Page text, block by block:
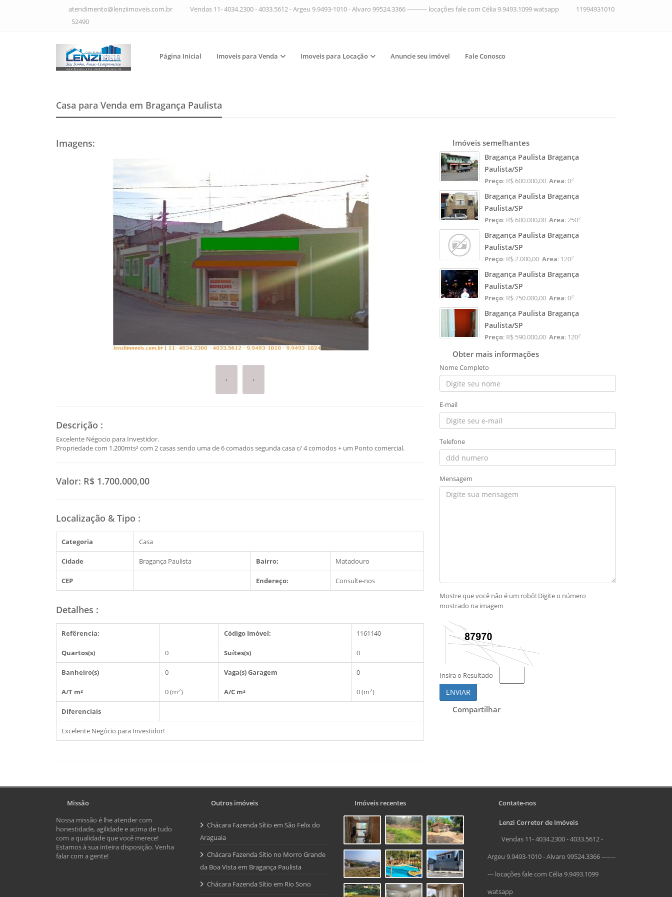
atendimento@lenziimoveis.com.br Vendas 11- 4034.2300 - 4033.5612 - Argeu 9.9493-1010 - Alvaro 99524.3366 ---------- locações fale com Célia 9.9493.1099 watsapp
11994931010
52490
Página Inicial Imoveis para Venda Imoveis para Locação Anuncie seu imóvel Fale Conosco
Casa para Venda em Bragança Paulista
Imagens:
‹ ›
Descrição :
Excelente Négocio para Investidor.
Propriedade com 1.200mts² com 2 casas sendo uma de 6 comados segunda casa c/ 4 comodos + um Ponto comercial.
Valor: R$ 1.700.000,00
Localização & Tipo :
Categoria Casa
Cidade Bragança Paulista Bairro: Matadouro
CEP Endereço: Consulte-nos
Detalhes :
Refêrencia: Código Imóvel: 1161140
Quartos(s) 0 Suítes(s) 0
Banheiro(s) 0 Vaga(s) Garagem 0
A/T m² 0 (m2) A/C m² 0 (m2)
Diferenciais
Excelente Negócio para Investidor!
Imóveis semelhantes
Bragança Paulista Bragança
Paulista/SP
Preço: R$ 600.000,00 Area: 02
Bragança Paulista Bragança
Paulista/SP
Preço: R$ 600.000,00 Area: 2502
Bragança Paulista Bragança
Paulista/SP
Preço: R$ 2.000,00 Area: 1202
Bragança Paulista Bragança
Paulista/SP
Preço: R$ 750.000,00 Area: 02
Bragança Paulista Bragança
Paulista/SP
Preço: R$ 590.000,00 Area: 1202
Obter mais informações
Nome Completo
E-mail
Telefone
Mensagem
Mostre que você não é um robô! Digite o número
mostrado na imagem
Insira o Resultado
ENVIAR
Compartilhar
Missão
Nossa missão é lhe atender com
honestidade, agilidade e acima de tudo
com a qualidade que você merece!
Estamos à sua inteira disposição. Venha
falar com a gente!
Outros imóveis
Chácara Fazenda Sítio em São Felix do
Araguaia
Chácara Fazenda Sítio no Morro Grande
da Boa Vista em Bragança Paulista
Chácara Fazenda Sítio em Rio Sono
Imóveis recentes Contate-nos
Lenzi Corretor de Imóveis
Vendas 11- 4034.2300 - 4033.5612 -
Argeu 9.9493-1010 - Alvaro 99524.3366 -------
--- locações fale com Célia 9.9493.1099
watsapp